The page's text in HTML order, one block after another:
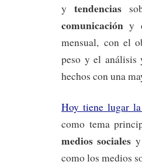
ytendencias
comunicación y
mensual, con el
peso y el análisis
hechos con una
Hoy tiene lugar la
como tema
medios sociales
como los medios